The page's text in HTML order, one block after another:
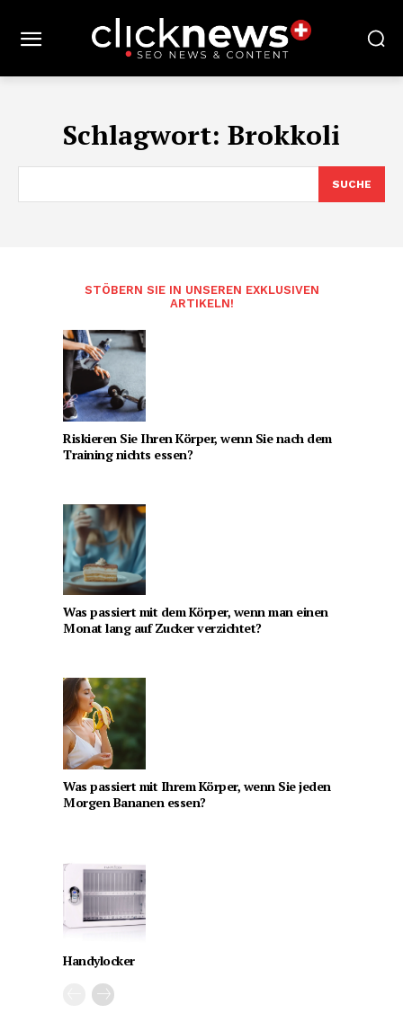
Schlagwort: Brokkoli
SUCHE
STÖBERN SIE IN UNSEREN EXKLUSIVEN
ARTIKELN!
Riskieren Sie Ihren Körper, wenn Sie nach dem
Training nichts essen?
Was passiert mit dem Körper, wenn man einen
Monat lang auf Zucker verzichtet?
Was passiert mit Ihrem Körper, wenn Sie jeden
Morgen Bananen essen?
Handylocker